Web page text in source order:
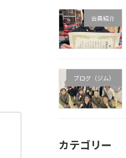
会員紹介
ブログ（ジム）
カテゴリー